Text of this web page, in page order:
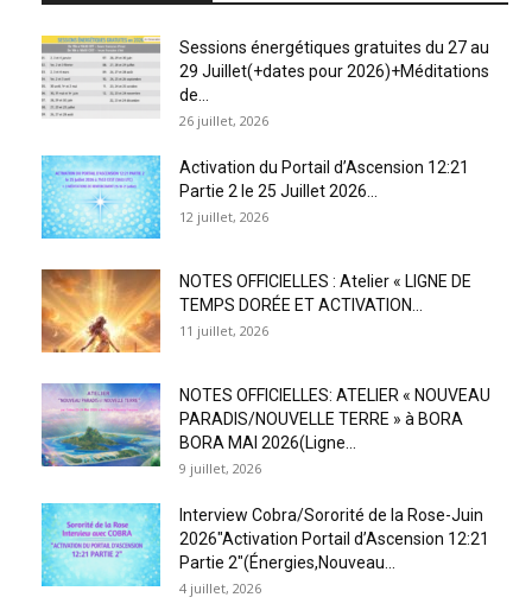
Sessions énergétiques gratuites du 27 au
29 Juillet(+dates pour 2026)+Méditations
de...
26 juillet, 2026
Activation du Portail d’Ascension 12:21
Partie 2 le 25 Juillet 2026...
12 juillet, 2026
NOTES OFFICIELLES : Atelier « LIGNE DE
TEMPS DORÉE ET ACTIVATION...
11 juillet, 2026
NOTES OFFICIELLES: ATELIER « NOUVEAU
PARADIS/NOUVELLE TERRE » à BORA
BORA MAI 2026(Ligne...
9 juillet, 2026
Interview Cobra/Sororité de la Rose-Juin
2026″Activation Portail d’Ascension 12:21
Partie 2″(Énergies,Nouveau...
4 juillet, 2026